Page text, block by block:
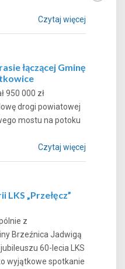
Czytaj więcej
łączącej Gminę
950 000 zł
drogi powiatowej
mostu na potoku
Czytaj więcej
„Przełęcz”
z
Brzeźnica Jadwigą
60-lecia LKS
wyjątkowe spotkanie